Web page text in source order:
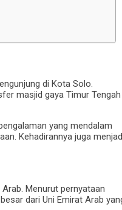
di Kota Solo.
masjid gaya Timur Tengah
yang mendalam
Kehadirannya juga
Menurut pernyataan
dari Uni Emirat Arab